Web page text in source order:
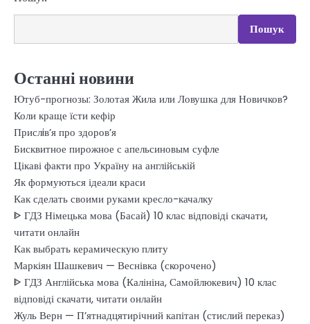
Пошук
Останні новини
Ютуб-прогнозы: Золотая Жила или Ловушка для Новичков?
Коли краще їсти кефір
Прислiв’я про здоров’я
Бисквитное пирожное с апельсиновым суфле
Цікаві факти про Україну на англійській
Як формуються ідеали краси
Как сделать своими руками кресло-качалку
ᐈ ГДЗ Німецька мова (Басай) 10 клас відповіді скачати,
читати онлайн
Как выбрать керамическую плиту
Маркіян Шашкевич — Веснівка (скорочено)
ᐈ ГДЗ Англійська мова (Калініна, Самойлюкевич) 10 клас
відповіді скачати, читати онлайн
Жуль Верн — П’ятнадцятирічний капітан (стислий переказ)